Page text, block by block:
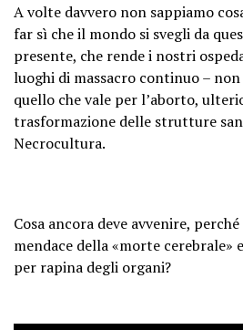
A volte davvero non sappiamo
far sì che il mondo si svegli da
presente, che rende i nostri
luoghi di massacro continuo –
quello che vale per l’aborto,
trasformazione delle strutture
Necrocultura.
Cosa ancora deve avvenire,
mendace della «morte cerebrale»
per rapina degli organi?